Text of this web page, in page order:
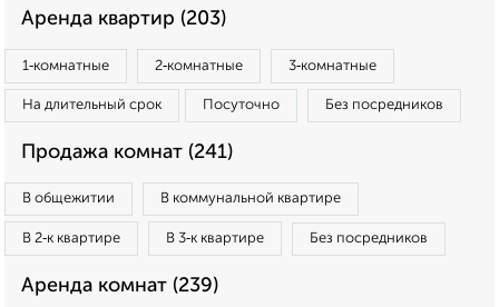
Аренда квартир (203)
1‑комнатные 2‑комнатные 3‑комнатные
На длительный срок Посуточно Без посредников
Продажа комнат (241)
В общежитии В коммунальной квартире
В 2‑к квартире В 3‑к квартире Без посредников
Аренда комнат (239)